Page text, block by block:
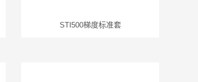
STI500梯度标准套